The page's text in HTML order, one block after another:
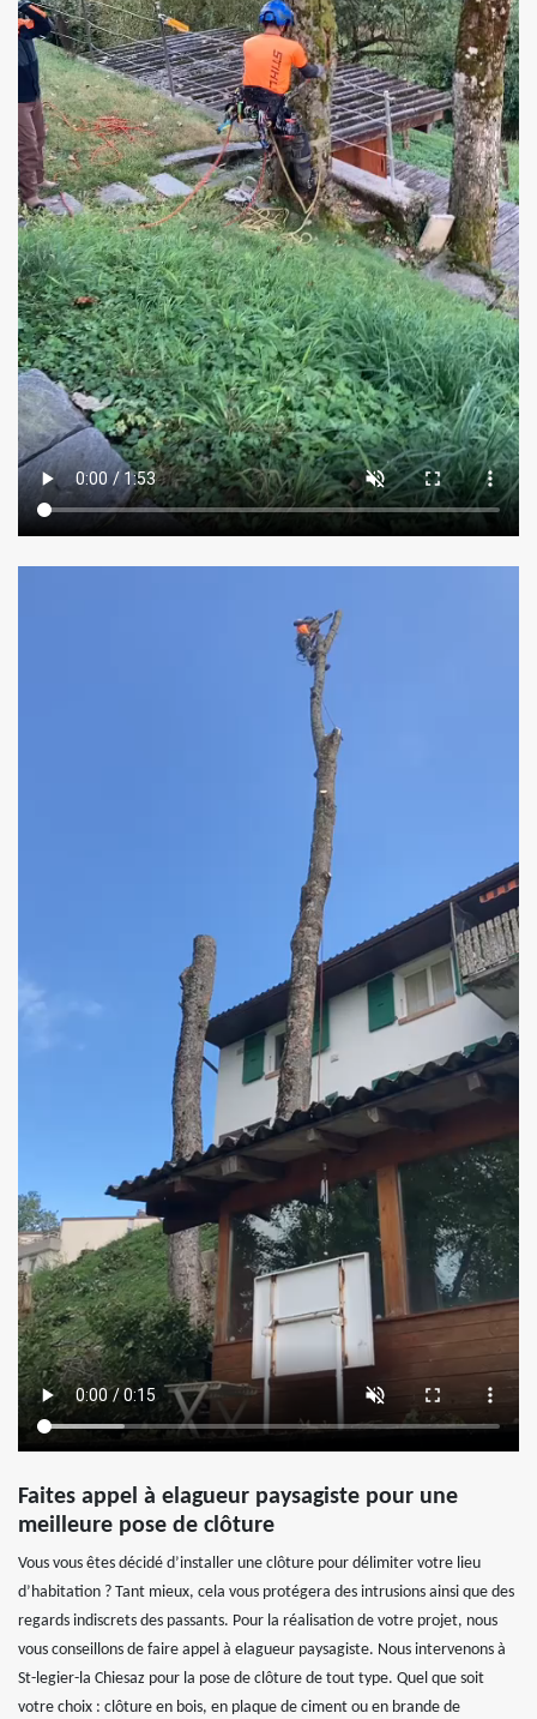
Faites appel à elagueur paysagiste pour une
meilleure pose de clôture
Vous vous êtes décidé d’installer une clôture pour délimiter votre lieu
d’habitation ? Tant mieux, cela vous protégera des intrusions ainsi que des
regards indiscrets des passants. Pour la réalisation de votre projet, nous
vous conseillons de faire appel à elagueur paysagiste. Nous intervenons à
St-legier-la Chiesaz pour la pose de clôture de tout type. Quel que soit
votre choix : clôture en bois, en plaque de ciment ou en brande de